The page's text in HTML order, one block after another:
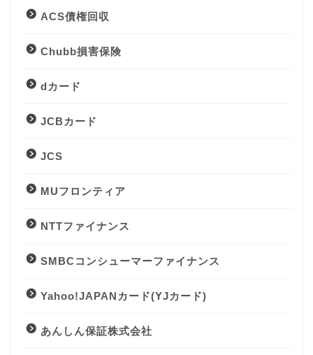
ACS債権回収
Chubb損害保険
dカード
JCBカード
JCS
MUフロンティア
NTTファイナンス
SMBCコンシューマーファイナンス
Yahoo!JAPANカード(YJカード)
あんしん保証株式会社